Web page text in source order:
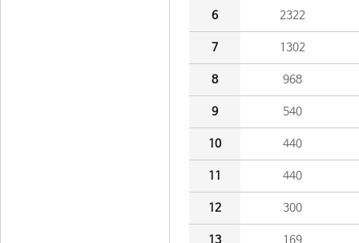
6 2322
7 1302
8 968
9 540
10 440
11 440
12 300
13 169